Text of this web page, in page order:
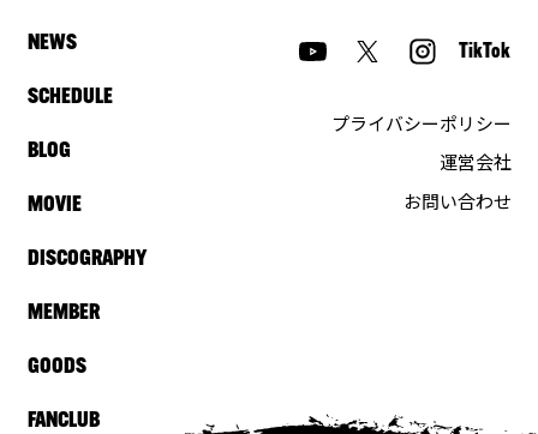
NEWS
SCHEDULE
BLOG
MOVIE
DISCOGRAPHY
MEMBER
GOODS
FANCLUB
TikTok
プライバシーポリシー
運営会社
お問い合わせ